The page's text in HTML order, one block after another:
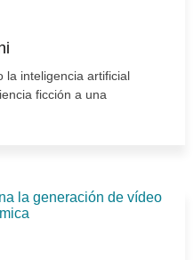
la inteligencia artificial
ficción a una